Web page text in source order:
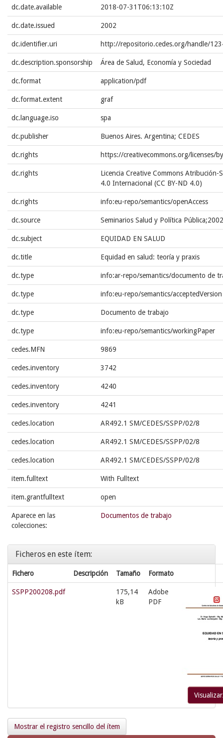
dc.date.available 2018-07-31T06:13:10Z
dc.date.issued 2002
dc.identifier.uri http://repositorio.cedes.org/handle/
dc.description.sponsorship Área de Salud, Economía y Sociedad
dc.format application/pdf
dc.format.extent graf
dc.language.iso spa
dc.publisher Buenos Aires. Argentina; CEDES
dc.rights https://creativecommons.org/licenses/
dc.rights
Licencia Creative Commons Atribución-
4.0 Internacional (CC BY-ND 4.0)
dc.rights info:eu-repo/semantics/openAccess
dc.source Seminarios Salud y Política
dc.subject EQUIDAD EN SALUD
dc.title Equidad en salud: teoría y praxis
dc.type info:ar-repo/semantics/documento de
dc.type info:eu-repo/semantics/acceptedVersion
dc.type Documento de trabajo
dc.type info:eu-repo/semantics/workingPaper
cedes.MFN 9869
cedes.inventory 3742
cedes.inventory 4240
cedes.inventory 4241
cedes.location AR492.1 SM/CEDES/SSPP/02/8
cedes.location AR492.1 SM/CEDES/SSPP/02/8
cedes.location AR492.1 SM/CEDES/SSPP/02/8
item.fulltext With Fulltext
item.grantfulltext open
Aparece en las
colecciones:
Documentos de trabajo
Ficheros en este ítem:
Fichero Descripción Tamaño Formato
SSPP200208.pdf
175,14
kB
Adobe
PDF
Mostrar el registro sencillo del ítem